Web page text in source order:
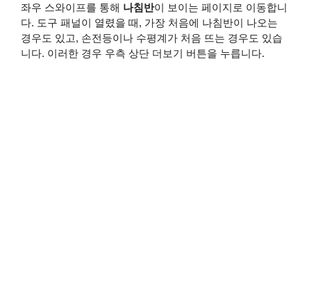
좌우 스와이프를 통해 나침반이 보이는 페이지로 이동합니
다. 도구 패널이 열렸을 때, 가장 처음에 나침반이 나오는
경우도 있고, 손전등이나 수평계가 처음 뜨는 경우도 있습
니다. 이러한 경우 우측 상단 더보기 버튼을 누릅니다.